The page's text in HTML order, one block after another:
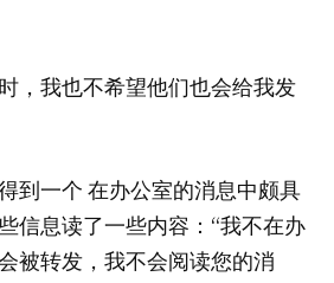
，我也不希望他们也会给我发
到一个 在办公室的消息中颇具
信息读了一些内容：“我不在办
被转发，我不会阅读您的消